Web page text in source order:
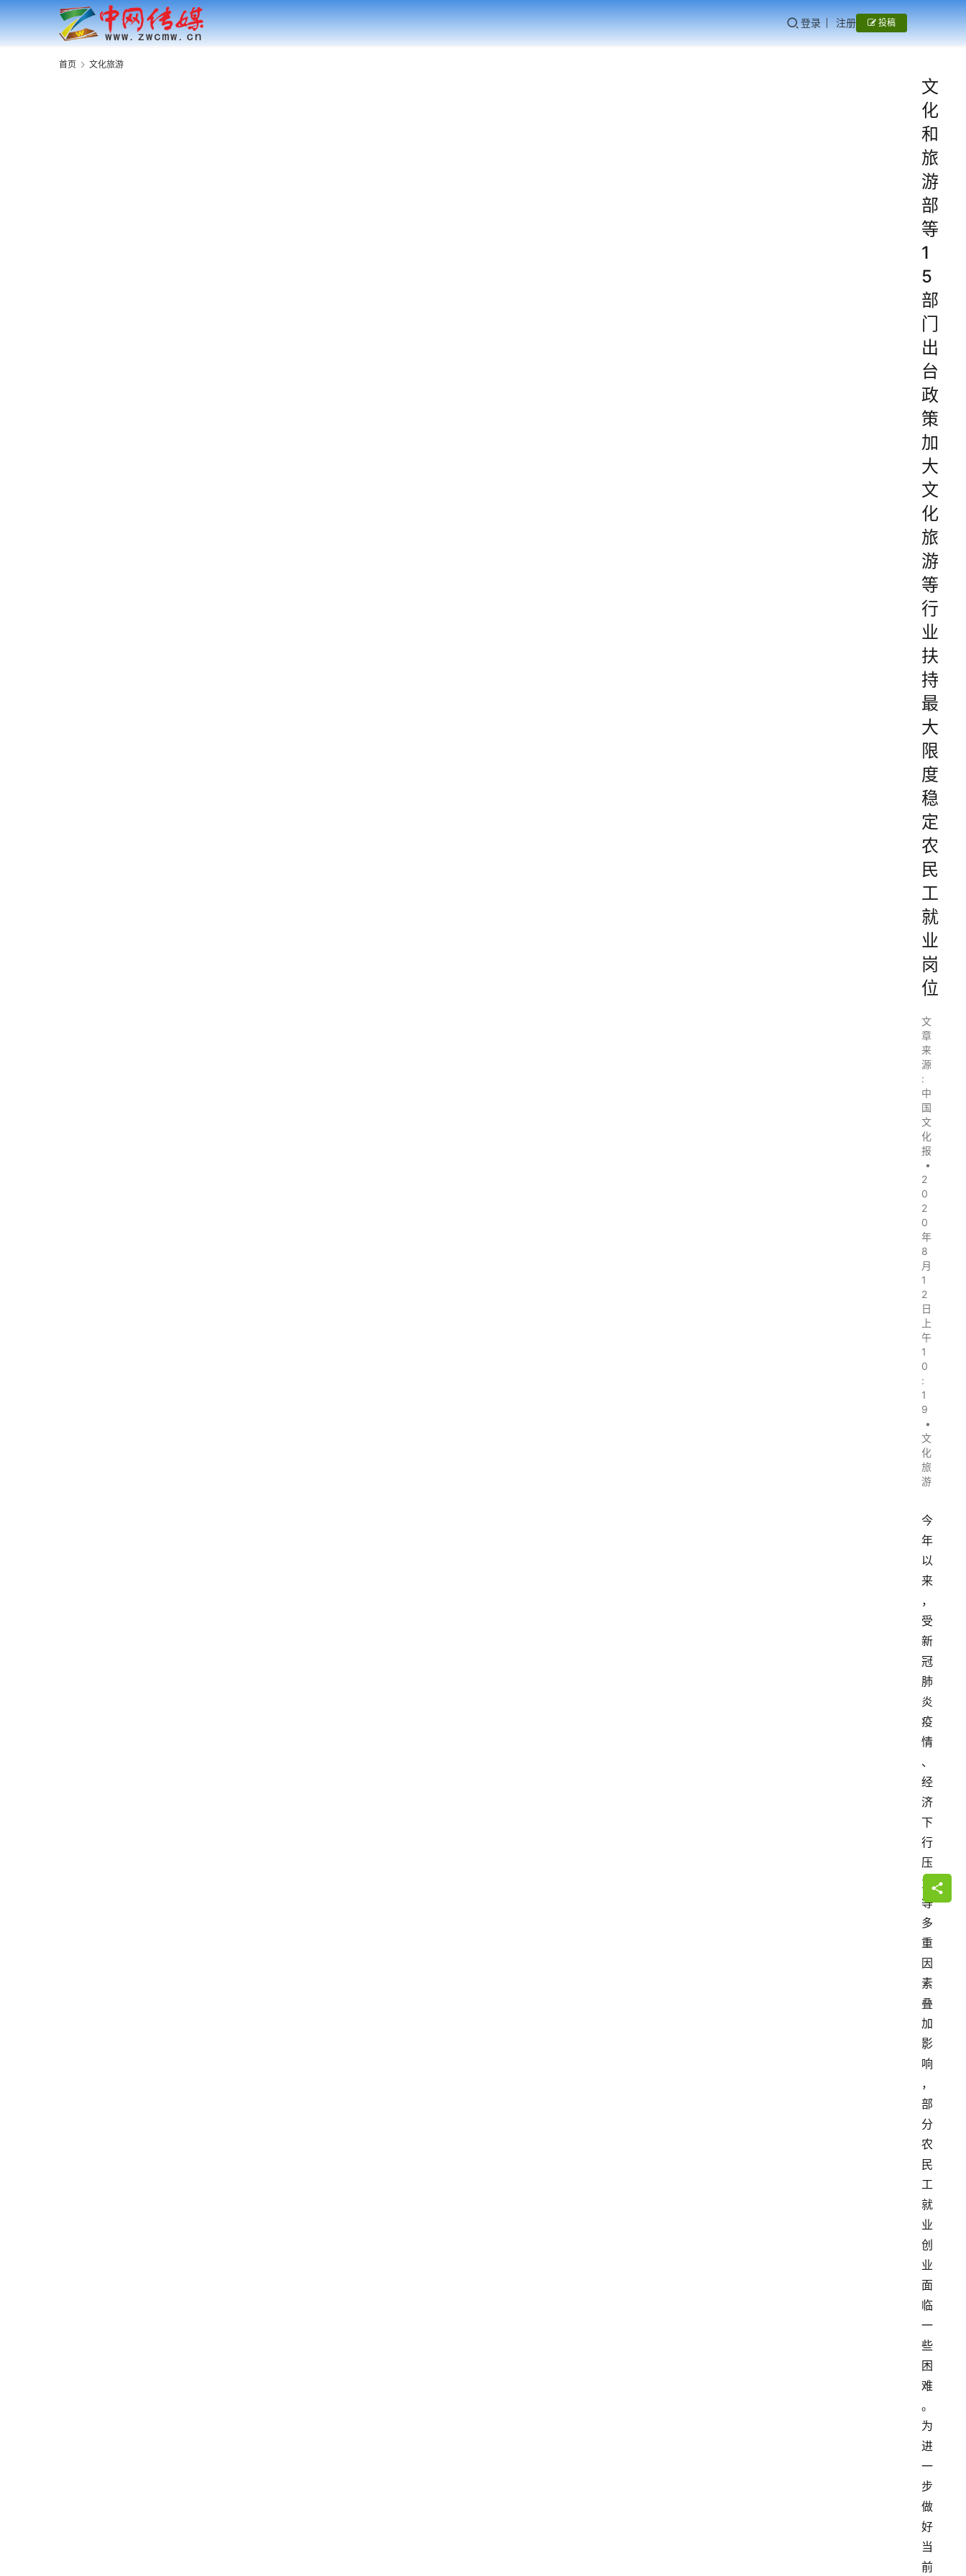
登录 注册 投稿
首页 文化旅游
文
化
和
旅
游
部
等
1
5
部
门
出
台
政
策
加
大
文
化
旅
游
等
行
业
扶
持
最
大
限
度
稳
定
农
民
工
就
业
岗
位
文
章
来
源
:
中
国
文
化
报
•
2
0
2
0
年
8
月
1
2
日
上
午
1
0
:
1
9
•
文
化
旅
游
今
年
以
来
，
受
新
冠
肺
炎
疫
情
、
经
济
下
行
压
力
等
多
重
因
素
叠
加
影
响
，
部
分
农
民
工
就
业
创
业
面
临
一
些
困
难
。
为
进
一
步
做
好
当
前